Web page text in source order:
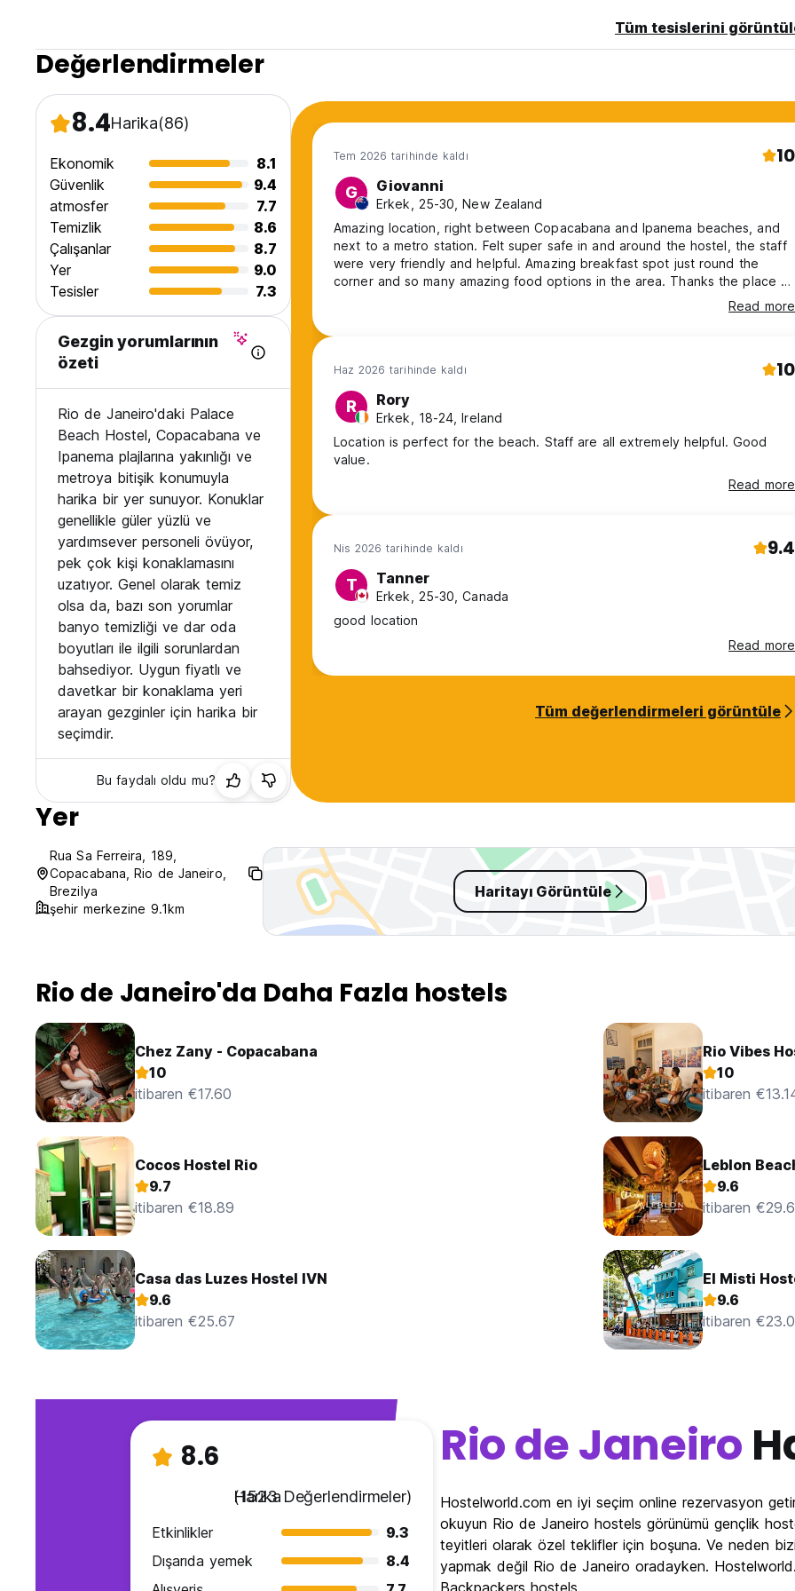
Tüm tesislerini
Değerlendirmeler
8.4Harika(86)
Ekonomik
8.1
Güvenlik
9.4
atmosfer
7.7
Temizlik
8.6
Çalışanlar
8.7
Yer
9.0
Tesisler
7.3
Gezgin yorumlarının
özeti
Rio de Janeiro'daki Palace
Beach Hostel, Copacabana ve
Ipanema plajlarına yakınlığı ve
metroya bitişik konumuyla
harika bir yer sunuyor. Konuklar
genellikle güler yüzlü ve
yardımsever personeli övüyor,
pek çok kişi konaklamasını
uzatıyor. Genel olarak temiz
olsa da, bazı son yorumlar
banyo temizliği ve dar oda
boyutları ile ilgili sorunlardan
bahsediyor. Uygun fiyatlı ve
davetkar bir konaklama yeri
arayan gezginler için harika bir
seçimdir.
Bu faydalı oldu mu?
Tem 2026 tarihinde kaldı 10
G Giovanni
Erkek, 25-30, New Zealand
Amazing location, right between Copacabana and Ipanema beaches, and
next to a metro station. Felt super safe in and around the hostel, the staff
were very friendly and helpful. Amazing breakfast spot just round the
corner and so many amazing food options in the area. Thanks the place to
Read more
Haz 2026 tarihinde kaldı 10
R Rory
Erkek, 18-24, Ireland
Location is perfect for the beach. Staff are all extremely helpful. Good
value.
Read more
Nis 2026 tarihinde kaldı 9.4
T Tanner
Erkek, 25-30, Canada
good location
Read more
Tüm değerlendirmeleri görüntüle
Yer
Rua Sa Ferreira, 189,
Copacabana, Rio de Janeiro,
Brezilya
şehir merkezine 9.1km
Haritayı Görüntüle
Rio de Janeiro'da Daha Fazla hostels
Chez Zany - Copacabana
10
itibaren €17.60
Rio Vibes
10
itibaren
Cocos Hostel Rio
9.7
itibaren €18.89
Leblon
9.6
itibaren
Casa das Luzes Hostel IVN
9.6
itibaren €25.67
El Misti
9.6
itibaren
8.6
Harika
(1523 Değerlendirmeler)
Etkinlikler
9.3
Dışarıda yemek
8.4
Rio de Janeiro
Hostelworld.com en iyi seçim online rezervasyon
okuyun Rio de Janeiro hostels görünümü gençlik
teyitleri olarak özel teklifler için boşuna. Ve neden
yapmak değil Rio de Janeiro oradayken.